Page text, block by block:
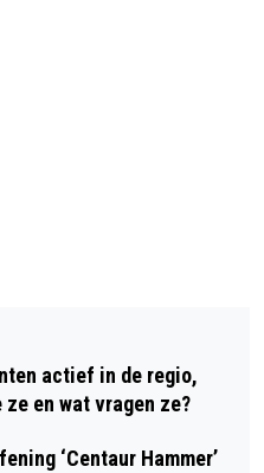
DER
WOLDEN IS
OPWEK VAN
actief in de regio,
ze en wat vragen ze?
‘Centaur Hammer’